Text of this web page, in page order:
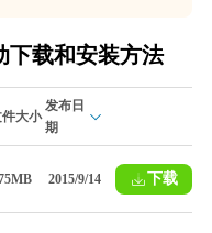
下载和安装方法
大小
发布日
期
2015/9/14 下载